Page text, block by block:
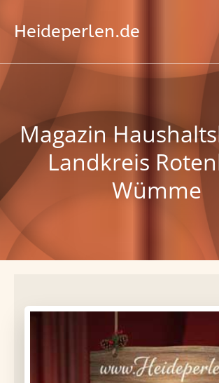
Heideperlen.de
Magazin
Landkreis
Wümme